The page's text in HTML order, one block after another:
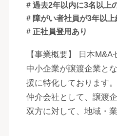
# 過去2年以内に3名以上
# 障がい者社員が3年以
# 正社員登用あり
【事業概要】 日本M&A
中小企業が譲渡企業と
援に特化しております
仲介会社として、譲渡
双方に対して、地域・